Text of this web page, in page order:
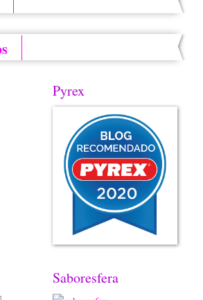
Pyrex
Saboresfera